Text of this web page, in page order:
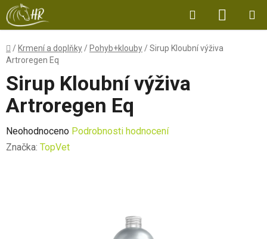
Přejít
na
obsah
Hledat
KOŠÍK
Domů
/ Krmení a doplňky / Pohyb+klouby /Sirup Kloubní výživa
Artroregen Eq
Sirup Kloubní výživa
Artroregen Eq
Průměrné
hodnocení
Neohodnoceno Podrobnosti hodnocení
Značka: TopVet